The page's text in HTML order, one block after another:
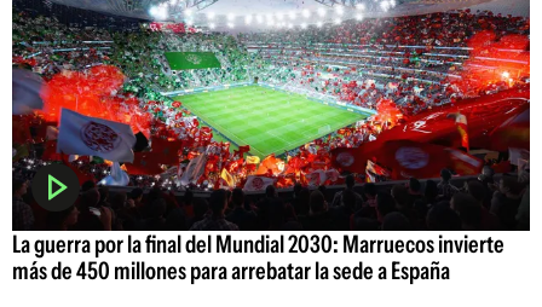
La guerra por la final del Mundial 2030: Marruecos invierte
más de 450 millones para arrebatar la sede a España